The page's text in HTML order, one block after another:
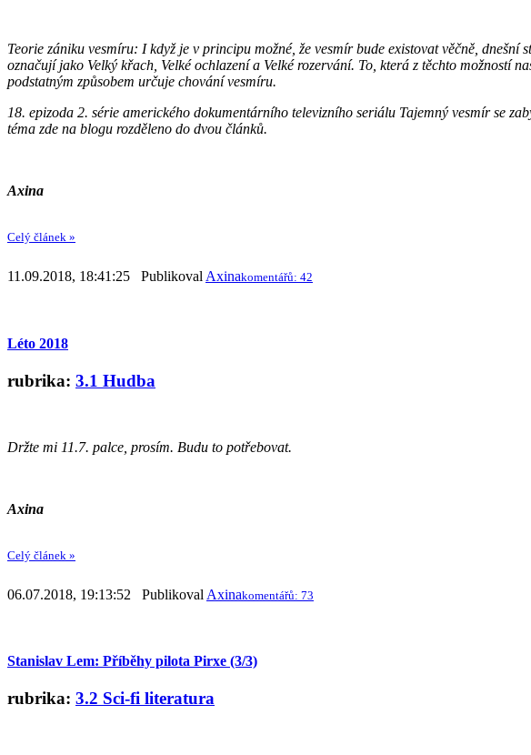
Teorie zániku vesmíru: I když je v principu možné, že vesmír bude existovat věčně,
označují jako Velký křach, Velké ochlazení a Velké rozervání. To, která z těchto možností
podstatným způsobem určuje chování vesmíru.
18. epizoda 2. série amerického dokumentárního televizního seriálu Tajemný vesmír se
téma zde na blogu rozděleno do dvou článků.
Axina
Celý článek »
11.09.2018, 18:41:25 Publikoval Axinakomentářů: 42
Léto 2018
rubrika: 3.1 Hudba
Držte mi 11.7. palce, prosím. Budu to potřebovat.
Axina
Celý článek »
06.07.2018, 19:13:52 Publikoval Axinakomentářů: 73
Stanislav Lem: Příběhy pilota Pirxe (3/3)
rubrika: 3.2 Sci-fi literatura